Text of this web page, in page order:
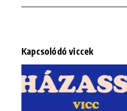
Kapcsolódó viccek